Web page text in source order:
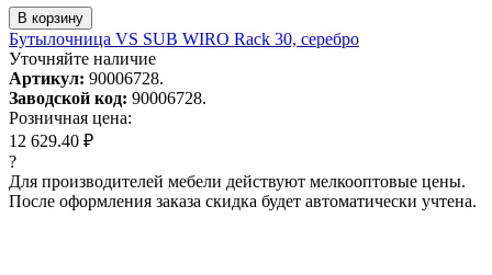
В корзину
Бутылочница VS SUB WIRO Rack 30, серебро
Уточняйте наличие
Артикул: 90006728.
Заводской код: 90006728.
Розничная цена:
12 629.40 ₽
?
Для производителей мебели действуют мелкооптовые цены.
После оформления заказа скидка будет автоматически учтена.